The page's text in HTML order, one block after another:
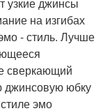
на изгибах
- стиль. Лучше
сверкающий
джинсовую юбку
эмо